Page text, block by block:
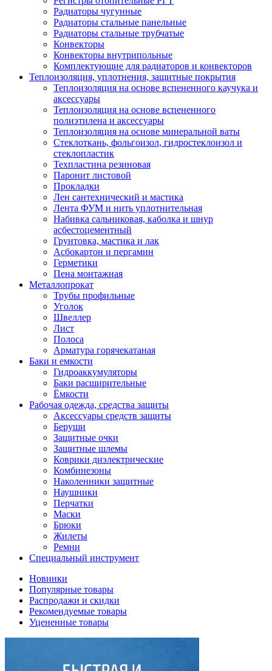
Радиаторы чугунные
Радиаторы стальные панельные
Радиаторы стальные трубчатые
Конвекторы
Конвекторы внутрипольные
Комплектующие для радиаторов и конвекторов
Теплоизоляция, уплотнения, защитные покрытия
Теплоизоляция на основе вспененного каучука и
аксессуары
Теплоизоляция на основе вспененного
полиэтилена и аксессуары
Теплоизоляция на основе минеральной ваты
Стеклоткань, фольгоизол, гидростеклоизол и
стеклопластик
Техпластина резиновая
Паронит листовой
Прокладки
Лен сантехнический и мастика
Лента ФУМ и нить уплотнительная
Набивка сальниковая, каболка и шнур
асбестоцементный
Грунтовка, мастика и лак
Асбокартон и пергамин
Герметики
Пена монтажная
Металлопрокат
Трубы профильные
Уголок
Швеллер
Лист
Полоса
Арматура горячекатаная
Баки и емкости
Гидроаккумуляторы
Баки расширительные
Ёмкости
Рабочая одежда, средства защиты
Аксессуары средств защиты
Беруши
Защитные очки
Защитные шлемы
Коврики диэлектрические
Комбинезоны
Наколенники защитные
Наушники
Перчатки
Маски
Брюки
Жилеты
Ремни
Специальный инструмент
Новинки
Популярные товары
Распродажи и скидки
Рекомендуемые товары
Уцененные товары